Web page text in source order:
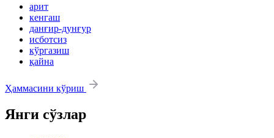
арит
кенгаш
данғир-дунғур
исботсиз
кўргазиш
қайна
Ҳаммасини кўриш
Янги сўзлар